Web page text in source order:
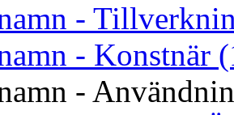
-
- Konstnär
-